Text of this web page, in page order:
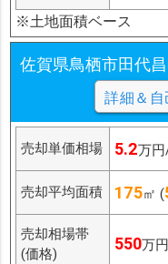
※土地面積ベース
佐賀県鳥栖市田代
詳細＆自
売却単価相場 5.2万
売却平均面積 175㎡ (
売却相場帯
(価格)
550万